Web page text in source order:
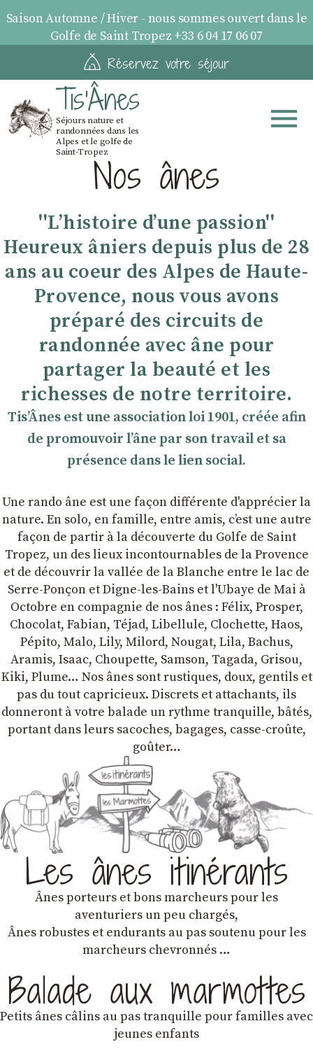
Saison Automne / Hiver - nous sommes ouvert dans le
Golfe de Saint Tropez +33 6 04 17 06 07
Réservez votre séjour
Tis'Ânes
Séjours nature et
randonnées dans les
Alpes et le golfe de
Saint-TropezNos ânes
''Lʼhistoire dʼune passion''
Heureux âniers depuis plus de 28
ans au coeur des Alpes de Haute-
Provence, nous vous avons
préparé des circuits de
randonnée avec âne pour
partager la beauté et les
richesses de notre territoire.
TisʼÂnes est une association loi 1901, créée afin
de promouvoir lʼâne par son travail et sa
présence dans le lien social.
Une rando âne est une façon différente d'apprécier la
nature. En solo, en famille, entre amis, cʼest une autre
façon de partir à la découverte du Golfe de Saint
Tropez, un des lieux incontournables de la Provence
et de découvrir la vallée de la Blanche entre le lac de
Serre-Ponçon et Digne-les-Bains et l'Ubaye de Mai à
Octobre en compagnie de nos ânes : Félix, Prosper,
Chocolat, Fabian, Téjad, Libellule, Clochette, Haos,
Pépito, Malo, Lily, Milord, Nougat, Lila, Bachus,
Aramis, Isaac, Choupette, Samson, Tagada, Grisou,
Kiki, Plume… Nos ânes sont rustiques, doux, gentils et
pas du tout capricieux. Discrets et attachants, ils
donneront à votre balade un rythme tranquille, bâtés,
portant dans leurs sacoches, bagages, casse-croûte,
goûter…
Les ânes itinérants
Ânes porteurs et bons marcheurs pour les
aventuriers un peu chargés,
Ânes robustes et endurants au pas soutenu pour les
marcheurs chevronnés …
Balade aux marmottes
Petits ânes câlins au pas tranquille pour familles avec
jeunes enfants